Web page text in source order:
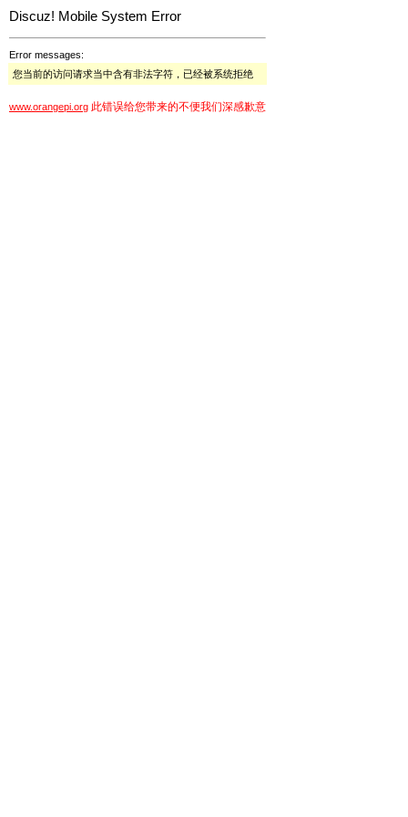
Discuz! Mobile System Error
Error messages:
您当前的访问请求当中含有非法字符，已经被系统拒绝
www.orangepi.org 此错误给您带来的不便我们深感歉意